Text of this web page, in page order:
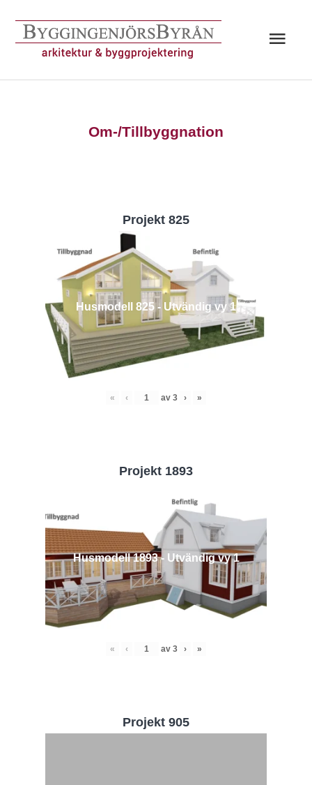
innehåll
Om-/Tillbyggnation
Projekt 825
Husmodell 825 - Utvändig vy 1
« ‹ av 3 › »
Projekt 1893
Husmodell 1893 - Utvändig vy 1
« ‹ av 3 › »
Projekt 905